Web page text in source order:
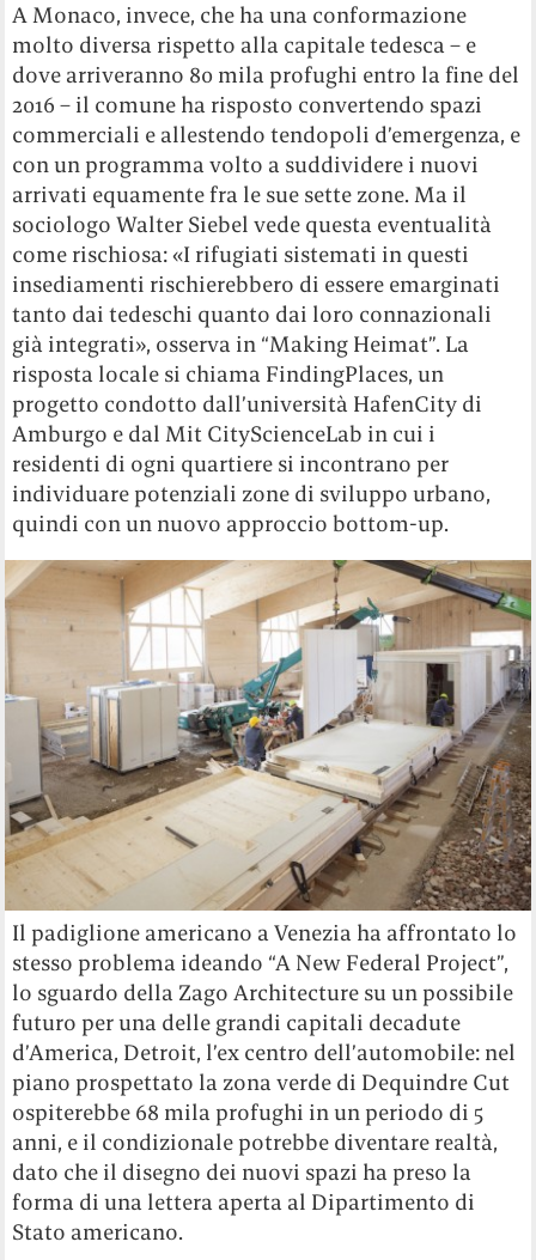
A Monaco, invece, che ha una conformazione
molto diversa rispetto alla capitale tedesca – e
dove arriveranno 80 mila profughi entro la fine del
2016 – il comune ha risposto convertendo spazi
commerciali e allestendo tendopoli d’emergenza, e
con un programma volto a suddividere i nuovi
arrivati equamente fra le sue sette zone. Ma il
sociologo Walter Siebel vede questa eventualità
come rischiosa: «I rifugiati sistemati in questi
insediamenti rischierebbero di essere emarginati
tanto dai tedeschi quanto dai loro connazionali
già integrati», osserva in “Making Heimat”. La
risposta locale si chiama FindingPlaces, un
progetto condotto dall’università HafenCity di
Amburgo e dal Mit CityScienceLab in cui i
residenti di ogni quartiere si incontrano per
individuare potenziali zone di sviluppo urbano,
quindi con un nuovo approccio bottom-up.
Il padiglione americano a Venezia ha affrontato lo
stesso problema ideando “A New Federal Project”,
lo sguardo della Zago Architecture su un possibile
futuro per una delle grandi capitali decadute
d’America, Detroit, l’ex centro dell’automobile: nel
piano prospettato la zona verde di Dequindre Cut
ospiterebbe 68 mila profughi in un periodo di 5
anni, e il condizionale potrebbe diventare realtà,
dato che il disegno dei nuovi spazi ha preso la
forma di una lettera aperta al Dipartimento di
Stato americano.